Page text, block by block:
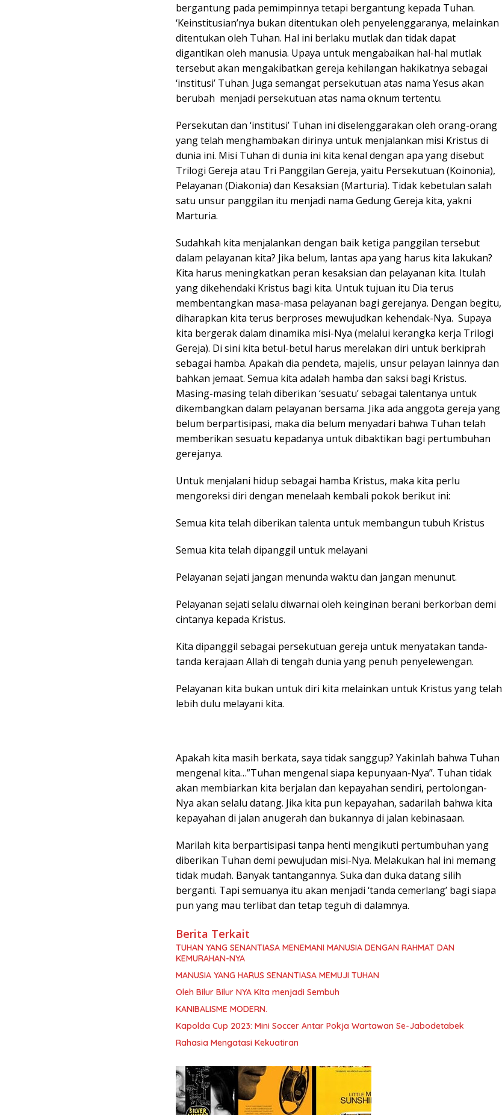
bergantung pada pemimpinnya tetapi bergantung kepada Tuhan.
‘Keinstitusian’nya bukan ditentukan oleh penyelenggaranya, melainkan
ditentukan oleh Tuhan. Hal ini berlaku mutlak dan tidak dapat
digantikan oleh manusia. Upaya untuk mengabaikan hal-hal mutlak
tersebut akan mengakibatkan gereja kehilangan hakikatnya sebagai
‘institusi’ Tuhan. Juga semangat persekutuan atas nama Yesus akan
berubah menjadi persekutuan atas nama oknum tertentu.
Persekutan dan ‘institusi’ Tuhan ini diselenggarakan oleh orang-orang
yang telah menghambakan dirinya untuk menjalankan misi Kristus di
dunia ini. Misi Tuhan di dunia ini kita kenal dengan apa yang disebut
Trilogi Gereja atau Tri Panggilan Gereja, yaitu Persekutuan (Koinonia),
Pelayanan (Diakonia) dan Kesaksian (Marturia). Tidak kebetulan salah
satu unsur panggilan itu menjadi nama Gedung Gereja kita, yakni
Marturia.
Sudahkah kita menjalankan dengan baik ketiga panggilan tersebut
dalam pelayanan kita? Jika belum, lantas apa yang harus kita lakukan?
Kita harus meningkatkan peran kesaksian dan pelayanan kita. Itulah
yang dikehendaki Kristus bagi kita. Untuk tujuan itu Dia terus
membentangkan masa-masa pelayanan bagi gerejanya. Dengan begitu,
diharapkan kita terus berproses mewujudkan kehendak-Nya. Supaya
kita bergerak dalam dinamika misi-Nya (melalui kerangka kerja Trilogi
Gereja). Di sini kita betul-betul harus merelakan diri untuk berkiprah
sebagai hamba. Apakah dia pendeta, majelis, unsur pelayan lainnya dan
bahkan jemaat. Semua kita adalah hamba dan saksi bagi Kristus.
Masing-masing telah diberikan ‘sesuatu’ sebagai talentanya untuk
dikembangkan dalam pelayanan bersama. Jika ada anggota gereja yang
belum berpartisipasi, maka dia belum menyadari bahwa Tuhan telah
memberikan sesuatu kepadanya untuk dibaktikan bagi pertumbuhan
gerejanya.
Untuk menjalani hidup sebagai hamba Kristus, maka kita perlu
mengoreksi diri dengan menelaah kembali pokok berikut ini:
Semua kita telah diberikan talenta untuk membangun tubuh Kristus
Semua kita telah dipanggil untuk melayani
Pelayanan sejati jangan menunda waktu dan jangan menunut.
Pelayanan sejati selalu diwarnai oleh keinginan berani berkorban demi
cintanya kepada Kristus.
Kita dipanggil sebagai persekutuan gereja untuk menyatakan tanda-
tanda kerajaan Allah di tengah dunia yang penuh penyelewengan.
Pelayanan kita bukan untuk diri kita melainkan untuk Kristus yang telah
lebih dulu melayani kita.
Apakah kita masih berkata, saya tidak sanggup? Yakinlah bahwa Tuhan
mengenal kita…”Tuhan mengenal siapa kepunyaan-Nya”. Tuhan tidak
akan membiarkan kita berjalan dan kepayahan sendiri, pertolongan-
Nya akan selalu datang. Jika kita pun kepayahan, sadarilah bahwa kita
kepayahan di jalan anugerah dan bukannya di jalan kebinasaan.
Marilah kita berpartisipasi tanpa henti mengikuti pertumbuhan yang
diberikan Tuhan demi pewujudan misi-Nya. Melakukan hal ini memang
tidak mudah. Banyak tantangannya. Suka dan duka datang silih
berganti. Tapi semuanya itu akan menjadi ‘tanda cemerlang’ bagi siapa
pun yang mau terlibat dan tetap teguh di dalamnya.
Berita Terkait
TUHAN YANG SENANTIASA MENEMANI MANUSIA DENGAN RAHMAT DAN
KEMURAHAN-NYA
MANUSIA YANG HARUS SENANTIASA MEMUJI TUHAN
Oleh Bilur Bilur NYA Kita menjadi Sembuh
KANIBALISME MODERN.
Kapolda Cup 2023: Mini Soccer Antar Pokja Wartawan Se-Jabodetabek
Rahasia Mengatasi Kekuatiran